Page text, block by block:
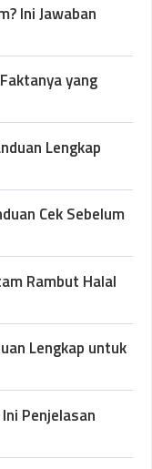
Ini Jawaban
yang
Lengkap
Cek Sebelum
Rambut Halal
Lengkap untuk
Penjelasan